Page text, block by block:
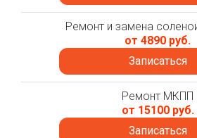
Ремонт и замена
от 4890 руб.
Записаться
Ремонт МКПП
от 15100 руб.
Записаться